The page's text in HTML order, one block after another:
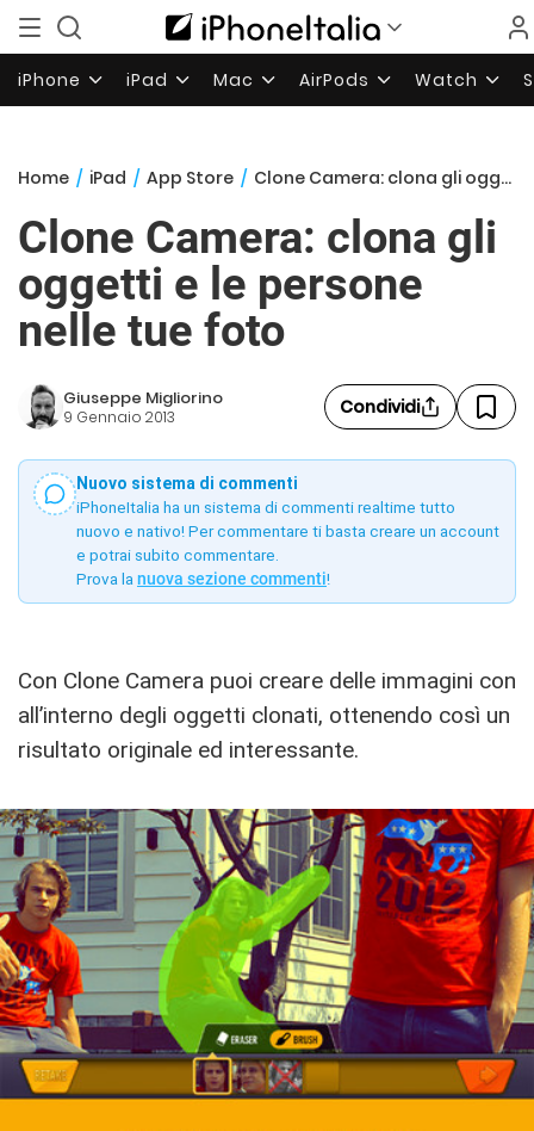
iPhone iPad Mac AirPods Watch
Home / iPad / App Store / Clone Camera: clona gli oggetti e le persone nelle tue foto
Clone Camera: clona gli
oggetti e le persone
nelle tue foto
Giuseppe Migliorino
9 Gennaio 2013 Condividi
Nuovo sistema di commenti
iPhoneItalia ha un sistema di commenti realtime tutto
nuovo e nativo! Per commentare ti basta creare un account
e potrai subito commentare.
Prova la nuova sezione commenti!
Con Clone Camera puoi creare delle immagini con
all’interno degli oggetti clonati, ottenendo così un
risultato originale ed interessante.